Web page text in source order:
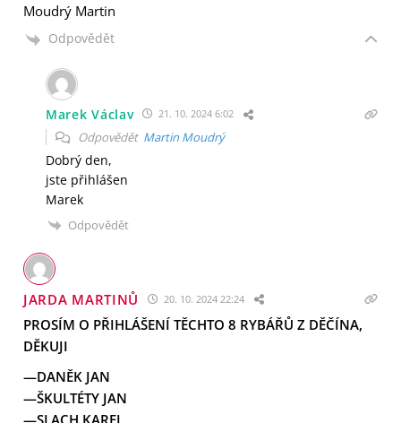
Moudrý Martin
Odpovědět
Marek Václav 21. 10. 2024 6:02
Odpovědět Martin Moudrý
Dobrý den,
jste přihlášen
Marek
Odpovědět
JARDA MARTINŮ 20. 10. 2024 22:24
PROSÍM O PŘIHLÁŠENÍ TĚCHTO 8 RYBÁŘŮ Z DĚČÍNA,
DĚKUJI
—DANĚK JAN
—ŠKULTÉTY JAN